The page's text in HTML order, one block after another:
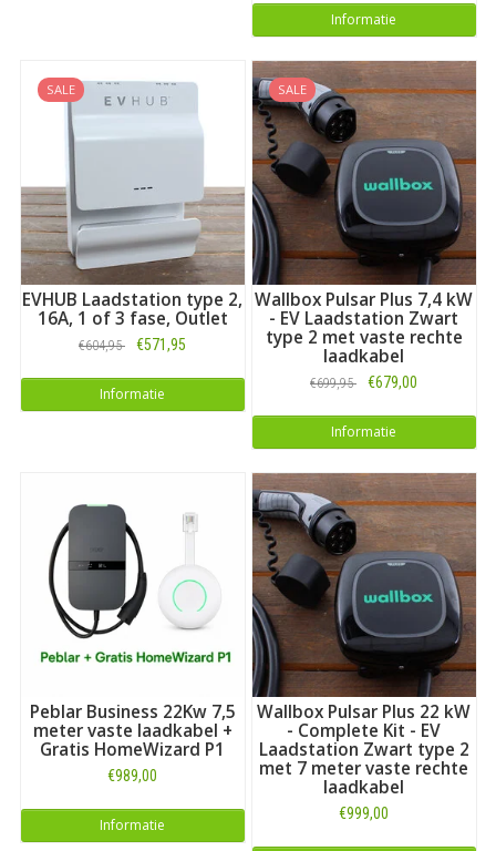
Informatie
SALE
EVHUB Laadstation type 2,
16A, 1 of 3 fase, Outlet
€604,95 €571,95
Informatie
SALE
Wallbox Pulsar Plus 7,4 kW
- EV Laadstation Zwart
type 2 met vaste rechte
laadkabel
€699,95 €679,00
Informatie
Peblar Business 22Kw 7,5
meter vaste laadkabel +
Gratis HomeWizard P1
€989,00
Informatie
Wallbox Pulsar Plus 22 kW
- Complete Kit - EV
Laadstation Zwart type 2
met 7 meter vaste rechte
laadkabel
€999,00